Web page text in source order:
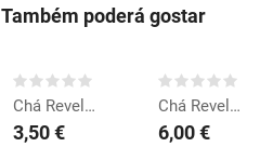
Também poderá gostar
Chá Revelação Palhinhas
3,50 €
Chá Revelação Balão Forma
6,00 €